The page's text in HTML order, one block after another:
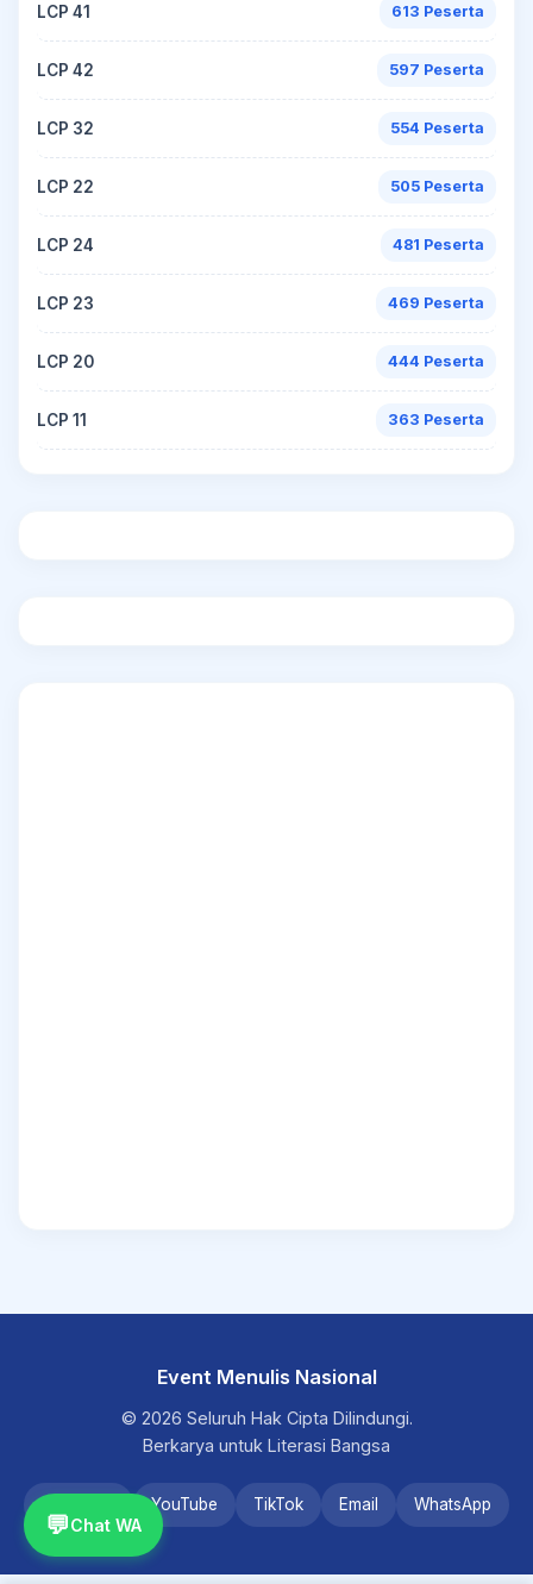
LCP 41 613 Peserta
LCP 42 597 Peserta
LCP 32 554 Peserta
LCP 22 505 Peserta
LCP 24 481 Peserta
LCP 23 469 Peserta
LCP 20 444 Peserta
LCP 11 363 Peserta
Event Menulis Nasional
© 2026 Seluruh Hak Cipta Dilindungi.
Berkarya untuk Literasi Bangsa
YouTube TikTok Email WhatsApp
💬Chat WA